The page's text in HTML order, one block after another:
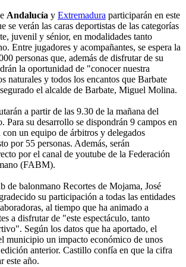
Andalucía y Extremadura participarán en este
se verán las caras deportistas de las categorías
juvenil y sénior, en modalidades tanto
Entre jugadores y acompañantes, se espera la
personas que, además de disfrutar de su
la oportunidad de "conocer nuestra
naturales y todos los encantos que Barbate
el alcalde de Barbate, Miguel Molina.
a partir de las 9.30 de la mañana del
Para su desarrollo se dispondrán 9 campos en
con un equipo de árbitros y delegados
por 55 personas. Además, serán
por el canal de youtube de la Federación
(FABM).
de balonmano Recortes de Mojama, José
su participación a todas las entidades
al tiempo que ha animado a
a disfrutar de "este espectáculo, tanto
Según los datos que ha aportado, el
municipio un impacto económico de unos
anterior. Castillo confía en que la cifra
este año.